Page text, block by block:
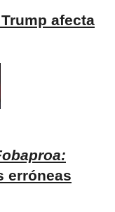
afecta
erróneas